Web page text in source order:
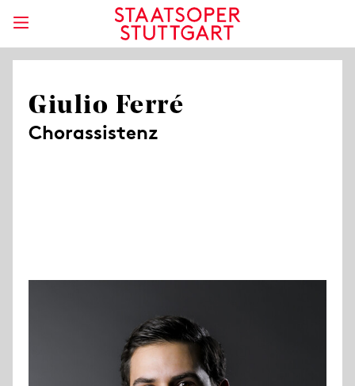
Giulio Ferré
Chorassistenz